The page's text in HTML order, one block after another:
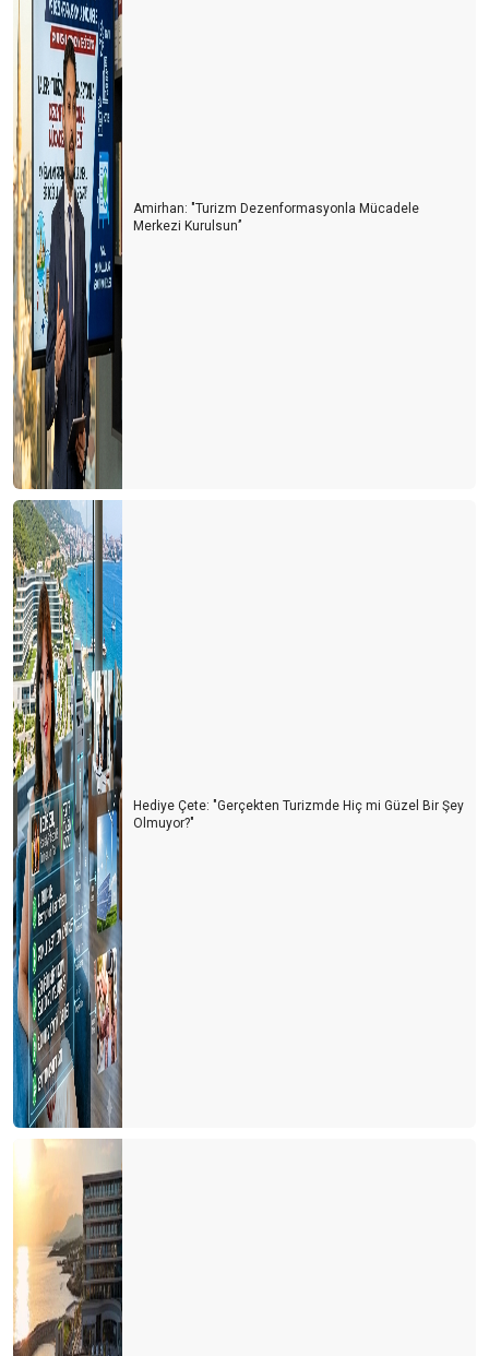
Turizm siyaset üstünde olmalı
ITB BERLİN TURİZM FUARI’NIN ARDINDAN
Turizmi yük görüyorlar
Sharm El Sheik Belek’e rakip olabilir mi?
Antalya’da hayat pahalılığı yabancıları da panikletmeye başladı
Turizm nasıl gidiyor? İyi mi? Kötü mü?
Antalya turist sayısında rekorlar kırıyor ama lüks oteller neden
boş?
Antalya oldu Dolaristan
Turizm Yazarları ile buluşma ve Yıldıray Karaer
Siyasetin turizme bakış açısı
ITB Berlin Turizm Fuarının ardından
Otelciler arada kaldı
Otelciler, depremzedelerin yaralarını sarıyor
Turizmde 2022’nin Ardından 2023 yılı beklentileri
Konaklama vergisi muamması sürüyor
1 Milyon turist nerede?
Turist sayısı arttıkça kazalar da artıyor
Doldur boşalt turizmi
THY'de neler oluyor?
Tur otobüsleri kazaları artmaya başladı
Kastamonu'ya yolumuz düştü
Türkiye'de cruise turları neden artmıyor?
Avrupa'da tanıtım elçisi
Memur ve Emekli Antalya'dan kaçıyor
Turist olarak değil yerleşmeye geliyorlar
Turizmci desteğe muhtaç
Savaş mı? Turizm mi?
Fuarları özlemişiz
Personel turizm sektöründen kaçıyor
Turist ne yapsın?
Amirhan: "Turizm Dezenformasyonla Mücadele
Merkezi Kurulsun’’
Hediye Çete: "Gerçekten Turizmde Hiç mi Güzel Bir Şey
Olmuyor?"